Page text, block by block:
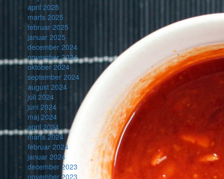
april 2025
marts 2025
februar 2025
januar 2025
december 2024
november 2024
oktober 2024
september 2024
august 2024
juli 2024
juni 2024
maj 2024
april 2024
marts 2024
februar 2024
januar 2024
december 2023
november 2023